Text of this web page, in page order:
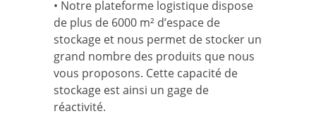
• Notre plateforme logistique dispose
de plus de 6000 m² d’espace de
stockage et nous permet de stocker un
grand nombre des produits que nous
vous proposons. Cette capacité de
stockage est ainsi un gage de
réactivité.